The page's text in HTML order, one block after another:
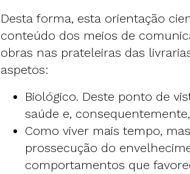
Desta forma, esta orientação
conteúdo dos meios de
obras nas prateleiras das
aspetos:
Biológico. Deste ponto de
saúde e,
Como viver mais tempo,
prossecução do
comportamentos que